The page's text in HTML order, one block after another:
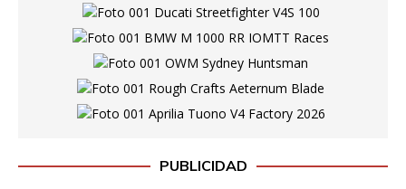
PUBLICIDAD